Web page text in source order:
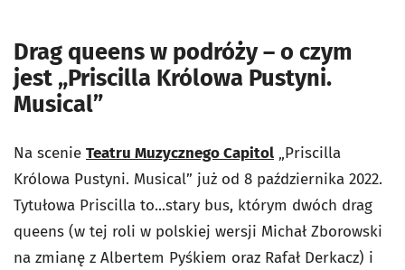
Drag queens w podróży – o czym
jest „Priscilla Królowa Pustyni.
Musical”
Na scenie Teatru Muzycznego Capitol „Priscilla
Królowa Pustyni. Musical” już od 8 października 2022.
Tytułowa Priscilla to...stary bus, którym dwóch drag
queens (w tej roli w polskiej wersji Michał Zborowski
na zmianę z Albertem Pyśkiem oraz Rafał Derkacz) i